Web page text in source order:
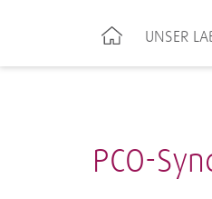
UNSER
PCO-